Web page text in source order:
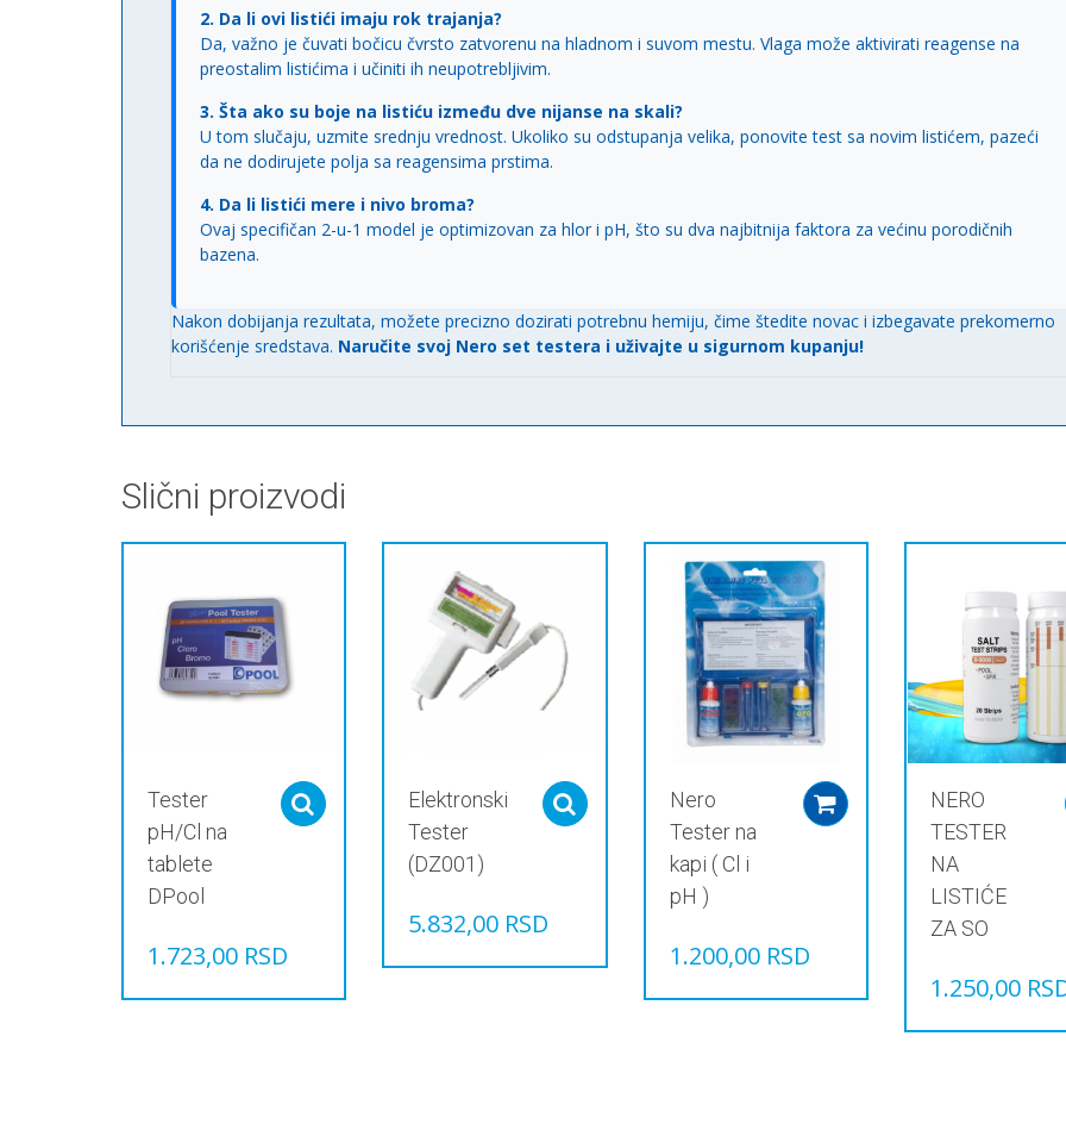
2. Da li ovi listići imaju rok trajanja?
Da, važno je čuvati bočicu čvrsto zatvorenu na hladnom i suvom mestu. Vlaga može aktivirati reagense na
preostalim listićima i učiniti ih neupotrebljivim.
3. Šta ako su boje na listiću između dve nijanse na skali?
U tom slučaju, uzmite srednju vrednost. Ukoliko su odstupanja velika, ponovite test sa novim listićem, pazeći
da ne dodirujete polja sa reagensima prstima.
4. Da li listići mere i nivo broma?
Ovaj specifičan 2-u-1 model je optimizovan za hlor i pH, što su dva najbitnija faktora za većinu porodičnih
bazena.
Nakon dobijanja rezultata, možete precizno dozirati potrebnu hemiju, čime štedite novac i izbegavate prekomerno
korišćenje sredstava. Naručite svoj Nero set testera i uživajte u sigurnom kupanju!
Slični proizvodi
Tester
pH/Cl na
tablete
DPool
1.723,00 RSD
Select options
Elektronski
Tester
(DZ001)
5.832,00 RSD
Select options
Nero
Tester na
kapi ( Cl i
pH )
1.200,00 RSD
Add to cart
NERO
TESTER
NA
LISTIĆE
ZA SO
1.250,00